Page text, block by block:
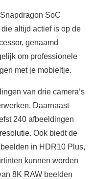
SoC
altijd actief is op de
genaamd
om professionele
met je mobieltje.
van drie camera’s
Daarnaast
240 afbeeldingen
Ook biedt de
in HDR10 Plus,
kunnen worden
8K RAW beelden